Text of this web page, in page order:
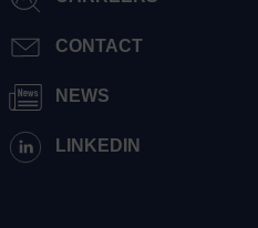
CONTACT
NEWS
LINKEDIN